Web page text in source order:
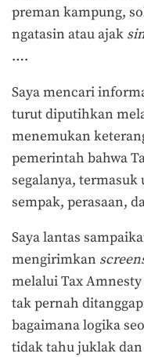
preman kampung,
ngatasin atau ajak
….
Saya mencari
turut diputihkan
menemukan
pemerintah bahwa
segalanya, termasuk
sempak, perasaan,
Saya lantas
mengirimkan
melalui Tax
tak pernah
bagaimana logika
tidak tahu juklak